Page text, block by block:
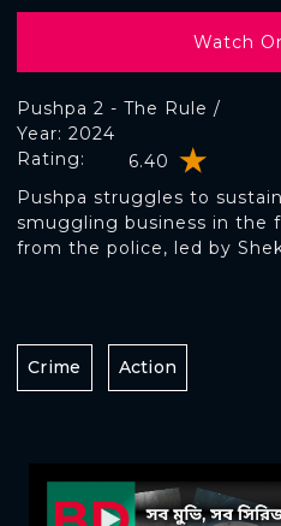
Pushpa 2 - The Rule /
Rating: 6.40
Year: 2024
Pushpa struggles to
smuggling business in the
from the police, led by
Watch
Crime Action